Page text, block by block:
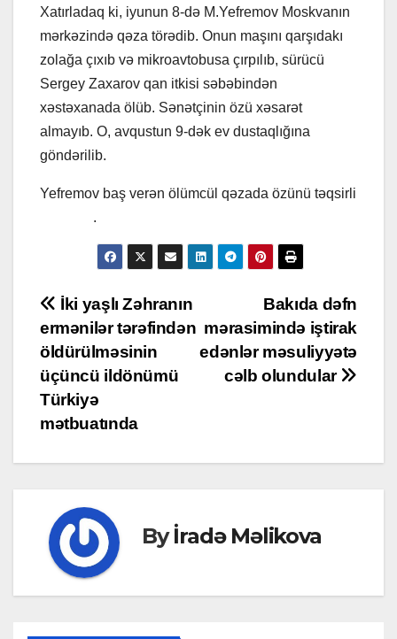
Xatırladaq ki, iyunun 8-də M.Yefremov Moskvanın
mərkəzində qəza törədib. Onun maşını qarşıdakı
zolağa çıxıb və mikroavtobusa çırpılıb, sürücü
Sergey Zaxarov qan itkisi səbəbindən
xəstəxanada ölüb. Sənətçinin özü xəsarət
almayıb. O, avqustun 9-dək ev dustaqlığına
göndərilib.
Yefremov baş verən ölümcül qəzada özünü təqsirli
.
Post
navigation
Bakıda dəfn
mərasimində iştirak
edənlər məsuliyyətə
cəlb olundular
İki yaşlı Zəhranın
ermənilər tərəfindən
öldürülməsinin
üçüncü ildönümü
Türkiyə
mətbuatında
Byİradə Məlikova